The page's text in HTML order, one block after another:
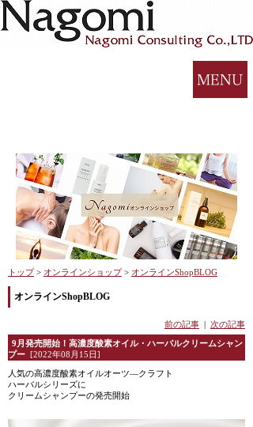
トップ > オンラインショップ > オンラインShopBLOG
オンラインShopBLOG
前の記事 次の記事
9月発売開始！高濃度酸素オイル・ハーバルクリームシャン
プー
[2022年08月15日]
人気の高濃度酸素オイルオーツ―クラフト
ハーバルシリーズに
クリームシャンプーの発売開始